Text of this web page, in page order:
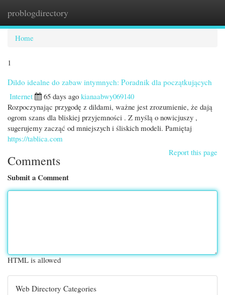
problogdirectory
Home
1
Dildo idealne do zabaw intymnych: Poradnik dla początkujących
Internet
65 days ago kianaabwy069140
Rozpoczynając przygodę z dildami, ważne jest zrozumienie, że dają
ogrom szans dla bliskiej przyjemności . Z myślą o nowicjuszy ,
sugerujemy zacząć od mniejszych i śliskich modeli. Pamiętaj
https://tablica.com
Report this page
Comments
Submit a Comment
HTML is allowed
Web Directory Categories